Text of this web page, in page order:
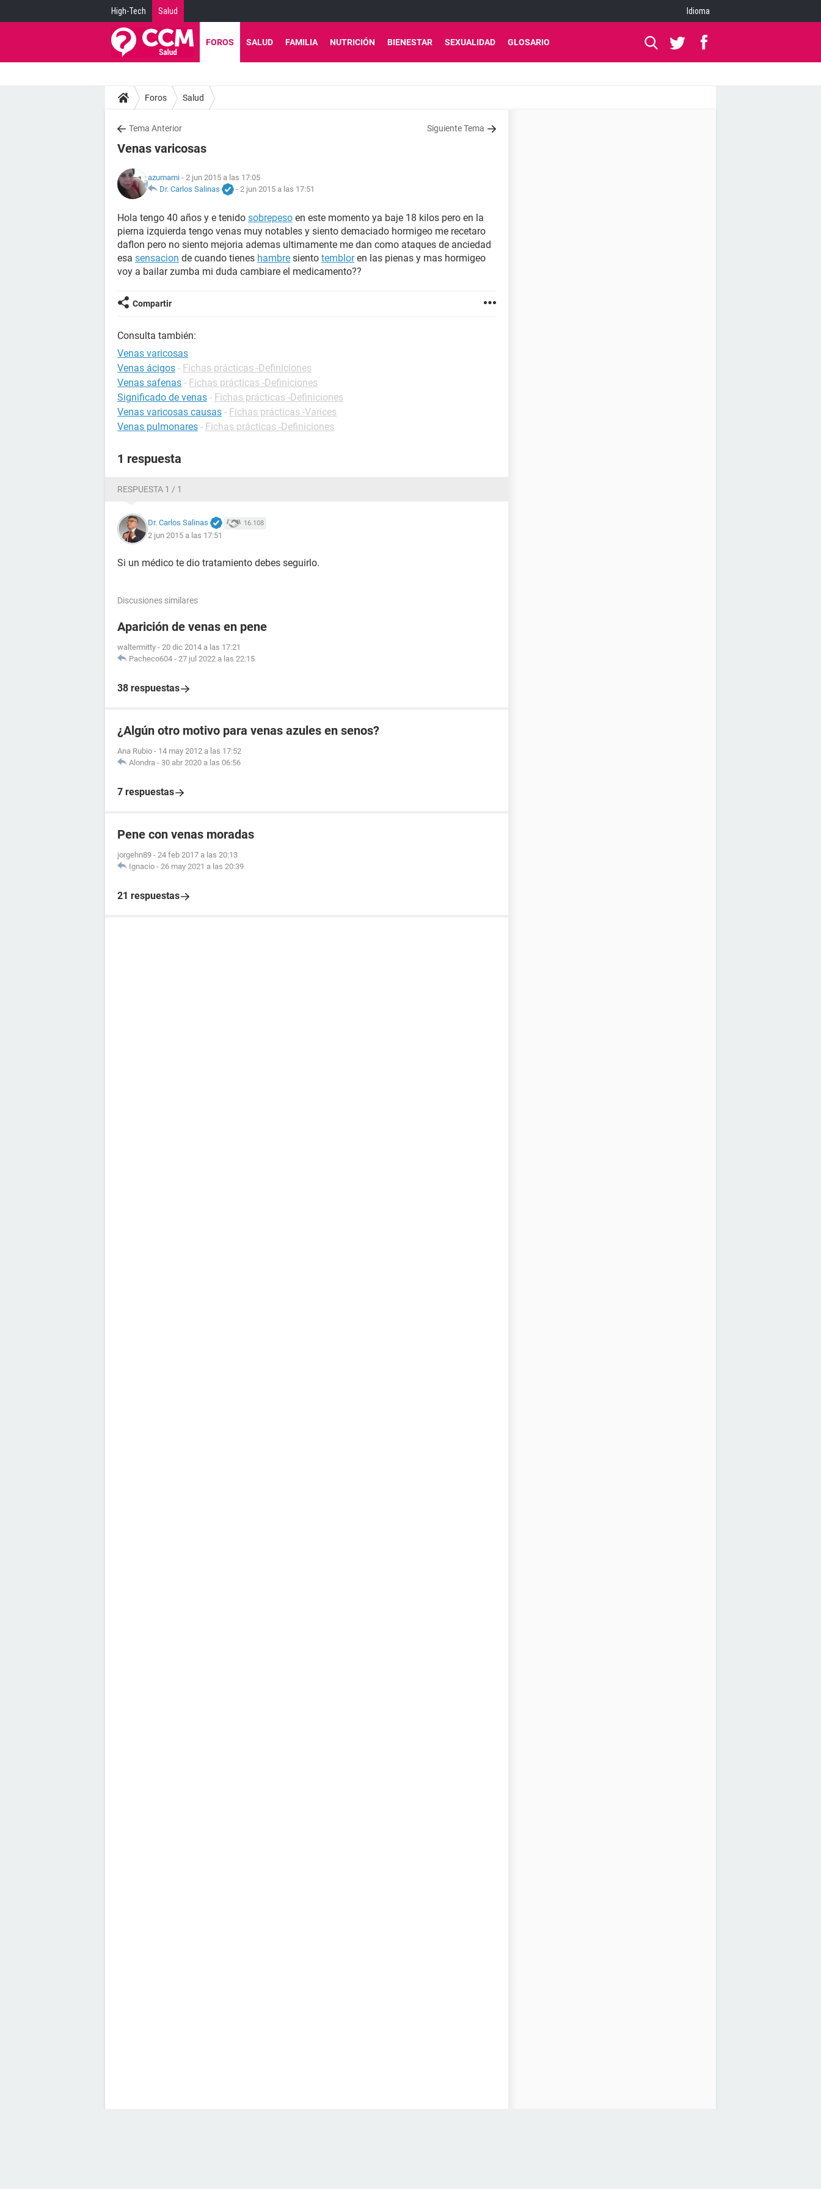
High-Tech Salud Idioma
FOROS SALUD FAMILIA NUTRICIÓN BIENESTAR SEXUALIDAD GLOSARIO
Foros Salud
Tema Anterior Siguiente Tema
Venas varicosas
azumami - 2 jun 2015 a las 17:05
Dr. Carlos Salinas
- 2 jun 2015 a las 17:51
Hola tengo 40 años y e tenido sobrepeso en este momento ya baje 18 kilos pero en la
pierna izquierda tengo venas muy notables y siento demaciado hormigeo me recetaro
daflon pero no siento mejoria ademas ultimamente me dan como ataques de anciedad
esa sensacion de cuando tienes hambre siento tembloren las pienas y mas hormigeo
voy a bailar zumba mi duda cambiare el medicamento??
Compartir
Consulta también:
Venas varicosas
Venas ácigos - Fichas prácticas -Definiciones
Venas safenas - Fichas prácticas -Definiciones
Significado de venas - Fichas prácticas -Definiciones
Venas varicosas causas - Fichas prácticas -Varices
Venas pulmonares - Fichas prácticas -Definiciones
1 respuesta
RESPUESTA 1 / 1
Dr. Carlos Salinas 16.108
2 jun 2015 a las 17:51
Si un médico te dio tratamiento debes seguirlo.
Discusiones similares
Aparición de venas en pene
waltermitty - 20 dic 2014 a las 17:21
Pacheco604 - 27 jul 2022 a las 22:15
38 respuestas
¿Algún otro motivo para venas azules en senos?
Ana Rubio - 14 may 2012 a las 17:52
Alondra - 30 abr 2020 a las 06:56
7 respuestas
Pene con venas moradas
jorgehn89 - 24 feb 2017 a las 20:13
Ignacio - 26 may 2021 a las 20:39
21 respuestas